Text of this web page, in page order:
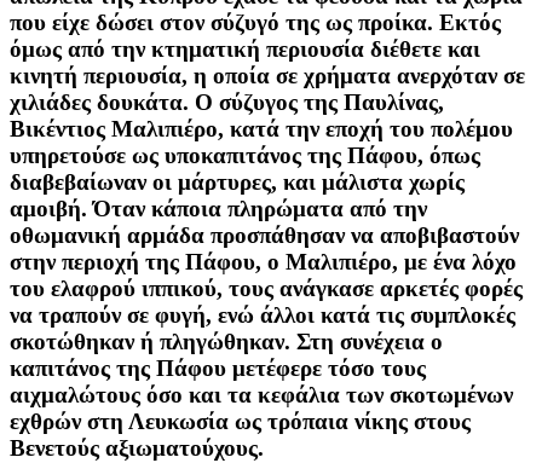
που είχε δώσει στον σύζυγό της ως προίκα. Εκτός
όμως από την κτηματική περιουσία διέθετε και
κινητή περιουσία, η οποία σε χρήματα ανερχόταν σε
χιλιάδες δουκάτα. Ο σύζυγος της Παυλίνας,
Βικέντιος Μαλιπιέρο, κατά την εποχή του πολέμου
υπηρετούσε ως υποκαπιτάνος της Πάφου, όπως
διαβεβαίωναν οι μάρτυρες, και μάλιστα χωρίς
αμοιβή. Όταν κάποια πληρώματα από την
οθωμανική αρμάδα προσπάθησαν να αποβιβαστούν
στην περιοχή της Πάφου, ο Μαλιπιέρο, με ένα λόχο
του ελαφρού ιππικού, τους ανάγκασε αρκετές φορές
να τραπούν σε φυγή, ενώ άλλοι κατά τις συμπλοκές
σκοτώθηκαν ή πληγώθηκαν. Στη συνέχεια ο
καπιτάνος της Πάφου μετέφερε τόσο τους
αιχμαλώτους όσο και τα κεφάλια των σκοτωμένων
εχθρών στη Λευκωσία ως τρόπαια νίκης στους
Βενετούς αξιωματούχους.